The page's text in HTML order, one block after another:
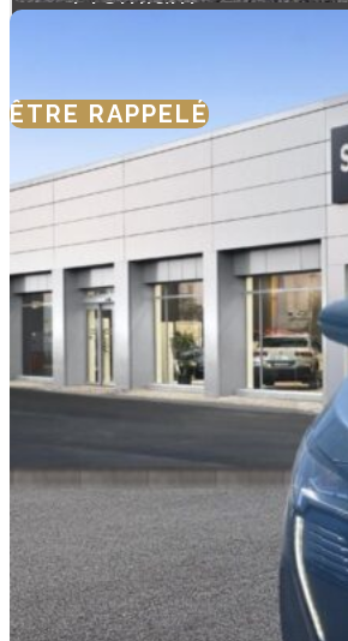
ÊTRE RAPPELÉ NOUS
SIMULER VOTRE
FINANCEMENT
REPRISE
TYPOLOGIE
S.U.V.